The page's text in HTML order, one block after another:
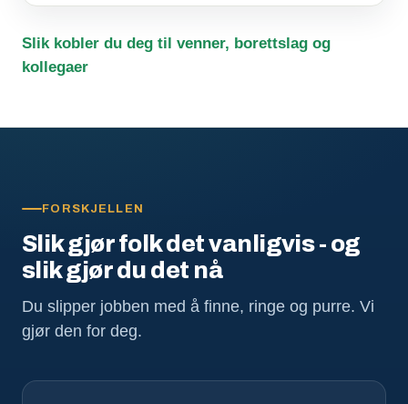
Slik kobler du deg til venner, borettslag og
kollegaer
FORSKJELLEN
Slik gjør folk det vanligvis - og
slik gjør du det nå
Du slipper jobben med å finne, ringe og purre. Vi
gjør den for deg.